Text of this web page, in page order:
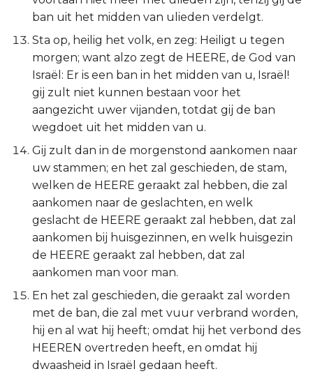
ban uit het midden van ulieden verdelgt.
Sta op, heilig het volk, en zeg: Heiligt u tegen
morgen; want alzo zegt de HEERE, de God van
Israël: Er is een ban in het midden van u, Israël!
gij zult niet kunnen bestaan voor het
aangezicht uwer vijanden, totdat gij de ban
wegdoet uit het midden van u.
Gij zult dan in de morgenstond aankomen naar
uw stammen; en het zal geschieden, de stam,
welken de HEERE geraakt zal hebben, die zal
aankomen naar de geslachten, en welk
geslacht de HEERE geraakt zal hebben, dat zal
aankomen bij huisgezinnen, en welk huisgezin
de HEERE geraakt zal hebben, dat zal
aankomen man voor man.
En het zal geschieden, die geraakt zal worden
met de ban, die zal met vuur verbrand worden,
hij en al wat hij heeft; omdat hij het verbond des
HEEREN overtreden heeft, en omdat hij
dwaasheid in Israël gedaan heeft.